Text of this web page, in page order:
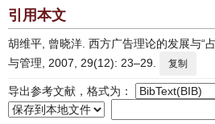
引用本文
胡维平, 曾晓洋. 西方广告理论的发展与“
与管理, 2007, 29(12): 23–29.
复制
导出参考文献，格式为：